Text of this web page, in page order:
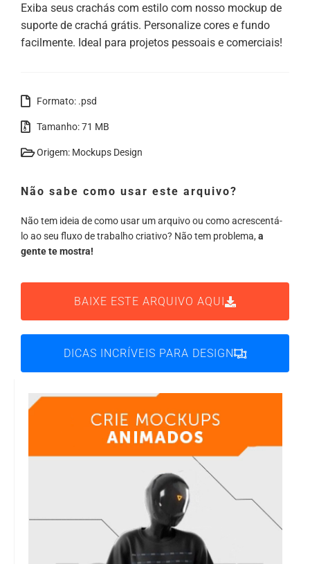
Exiba seus crachás com estilo com nosso mockup de
suporte de crachá grátis. Personalize cores e fundo
facilmente. Ideal para projetos pessoais e comerciais!
Formato: .psd
Tamanho: 71 MB
Origem: Mockups Design
Não sabe como usar este arquivo?
Não tem ideia de como usar um arquivo ou como acrescentá-
lo ao seu fluxo de trabalho criativo? Não tem problema, a
gente te mostra!
BAIXE ESTE ARQUIVO AQUI
DICAS INCRÍVEIS PARA DESIGN